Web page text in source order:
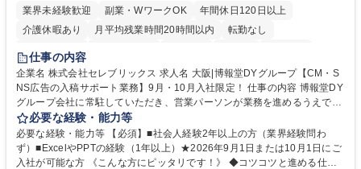
業界未経験歓迎
副業・WワークOK
年間休日120日以上
介護休暇あり
月平均残業時間20時間以内
転勤なし
未経験者歓迎
完全週休2日制
交通費支給 駅近5分以内
仕事の内容
企業名 株式会社セレブリックス 求人名 大阪|博報堂DYグループ【CM・S
NS広告の入稿サポート業務】9月・10月入社限定！ 仕事の内容 博報堂DY
グループ会社に常駐していただき、営業パーソンが業務を進めるうえで発
生する業務を幅広くサポートとしてテレビCMやSNS広告の入稿サポー
ト、進行管理等 部内アシスタントとしての業務をお任せします。 ◆得意
先との定例資料作成 ◆競合調査 ◆広告出稿の進行管理、確認 ◆広告出稿
後のデータ抽出と効果測定、資料作成 ◆TVCM放送枠の情報管理、不備確
必要な経験・能力等
必要な経験・能力等 【必須】■社会人経験2年以上の方（業界経験問わ
ず）■ExcelやPPTの経験（1年以上）★2026年9月1日または10月1日にご
入社が可能な方 《こんな方にピッタリです！》 ◆コツコツと進める仕事